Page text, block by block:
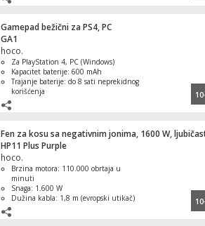
negativnih jona
Gamepad bežični za PS4, PC
GA1
hoco.
Za PlayStation 4, PC (Windows)
Kapacitet baterije: 600 mAh
Trajanje baterije: do 8 sati neprekidnog
korišćenja
povratni efekat)
Fen za kosu sa negativnim jonima, 1600 W,
HP11 Plus Purple
hoco.
Brzina motora: 110.000 obrtaja u
minuti
Snaga: 1.600 W
Dužina kabla: 1,8 m (evropski utikač)
negativnih jona
Konektor F-ženski na RF
kom
metara